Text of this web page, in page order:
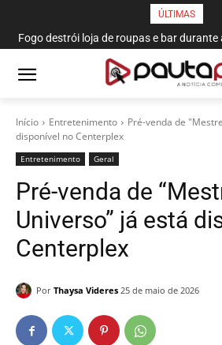
ÚLTIMAS
Fogo destrói loja de roupas e bar
de João Pessoa
Início Entretenimento
Pré-venda de
disponível no Centerplex
Entretenimento Geral
Pré-venda de
Universo” já está
Centerplex
Por Thaysa Videres 25 de maio de 2026